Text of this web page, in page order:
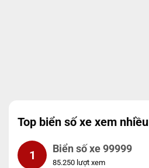
Top biển số xe xem nhiều
1 Biển số xe 99999
85.250 lượt xem